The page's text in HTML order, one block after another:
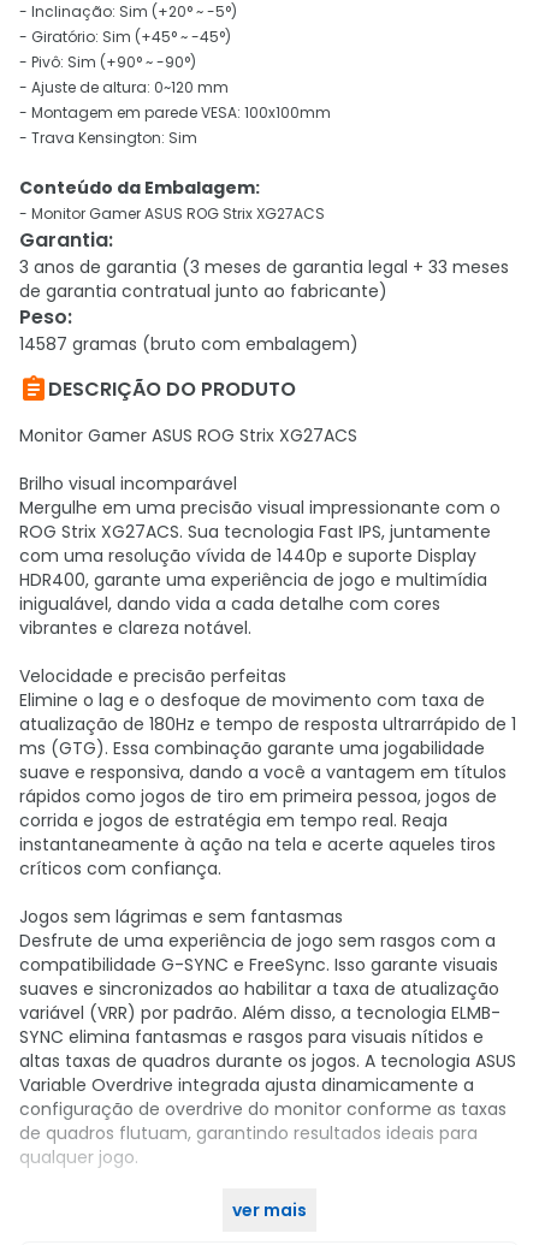
- Inclinação: Sim (+20° ~ -5°)
- Giratório: Sim (+45° ~ -45°)
- Pivô: Sim (+90° ~ -90°)
- Ajuste de altura: 0~120 mm
- Montagem em parede VESA: 100x100mm
- Trava Kensington: Sim
Conteúdo da Embalagem:
- Monitor Gamer ASUS ROG Strix XG27ACS
Garantia:
3 anos de garantia (3 meses de garantia legal + 33 meses
de garantia contratual junto ao fabricante)
Peso:
14587 gramas (bruto com embalagem)
DESCRIÇÃO DO PRODUTO
Monitor Gamer ASUS ROG Strix XG27ACS
Brilho visual incomparável
Mergulhe em uma precisão visual impressionante com o
ROG Strix XG27ACS. Sua tecnologia Fast IPS, juntamente
com uma resolução vívida de 1440p e suporte Display
HDR400, garante uma experiência de jogo e multimídia
inigualável, dando vida a cada detalhe com cores
vibrantes e clareza notável.
Velocidade e precisão perfeitas
Elimine o lag e o desfoque de movimento com taxa de
atualização de 180Hz e tempo de resposta ultrarrápido de 1
ms (GTG). Essa combinação garante uma jogabilidade
suave e responsiva, dando a você a vantagem em títulos
rápidos como jogos de tiro em primeira pessoa, jogos de
corrida e jogos de estratégia em tempo real. Reaja
instantaneamente à ação na tela e acerte aqueles tiros
críticos com confiança.
Jogos sem lágrimas e sem fantasmas
Desfrute de uma experiência de jogo sem rasgos com a
compatibilidade G-SYNC e FreeSync. Isso garante visuais
suaves e sincronizados ao habilitar a taxa de atualização
variável (VRR) por padrão. Além disso, a tecnologia ELMB-
SYNC elimina fantasmas e rasgos para visuais nítidos e
altas taxas de quadros durante os jogos. A tecnologia ASUS
Variable Overdrive integrada ajusta dinamicamente a
configuração de overdrive do monitor conforme as taxas
de quadros flutuam, garantindo resultados ideais para
qualquer jogo.
ver mais